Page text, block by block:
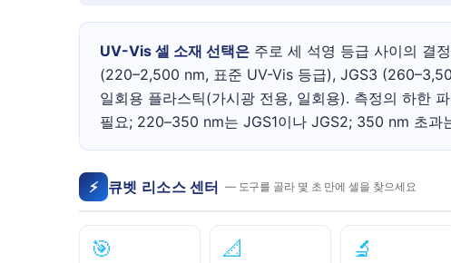
UV-Vis 셀 소재 선택은 주로 세 석영 등급 사이의 결
(220–2,500 nm, 표준 UV-Vis 등급), JGS3
일회용 플라스틱(가시광 전용, 일회용). 측정의 하한
필요; 220–350 nm는 JGS1이나 JGS2; 350 nm 초과
⚡ 큐벳 리소스 센터 — 도구를 골라 몇 초 만에 셀을 찾으세요
🎯 📐 🔬